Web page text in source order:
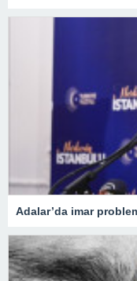
Adalar’da imar